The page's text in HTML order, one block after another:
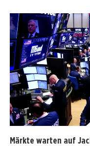
Märkte warten auf